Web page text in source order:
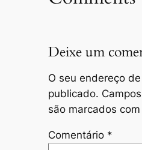
Deixe um
O seu endereço
publicado.
são marcados com
Comentário *